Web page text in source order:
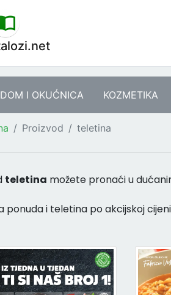
DOM I OKUĆNICA KOZMETIKA
Proizvod teletina
teletina možete pronaći u
ponuda i teletina po akcijskoj